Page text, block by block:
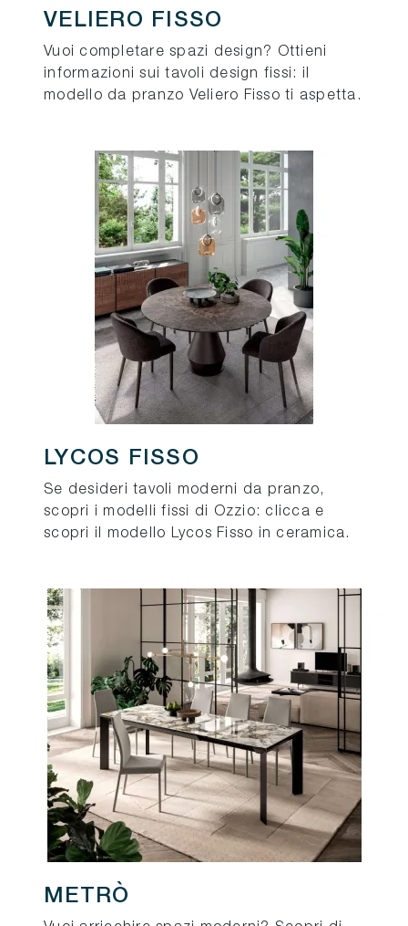
VELIERO FISSO
Vuoi completare spazi design? Ottieni
informazioni sui tavoli design fissi: il
modello da pranzo Veliero Fisso ti aspetta.
LYCOS FISSO
Se desideri tavoli moderni da pranzo,
scopri i modelli fissi di Ozzio: clicca e
scopri il modello Lycos Fisso in ceramica.
METRÒ